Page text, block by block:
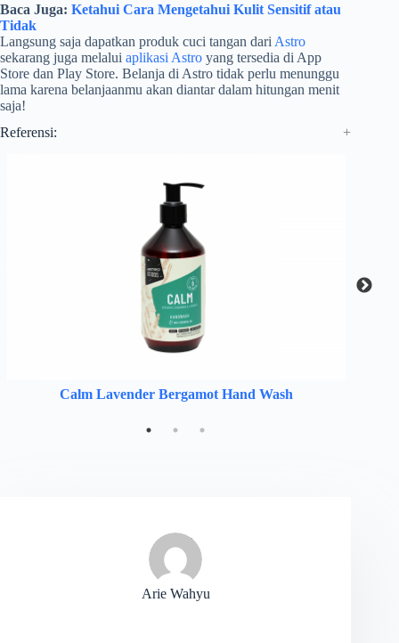
Baca Juga: Ketahui Cara Mengetahui Kulit Sensitif atau
Tidak
Langsung saja dapatkan produk cuci tangan dari Astro
sekarang juga melalui aplikasi Astro yang tersedia di App
Store dan Play Store. Belanja di Astro tidak perlu menunggu
lama karena belanjaanmu akan diantar dalam hitungan menit
saja!
Referensi:
Calm Lavender Bergamot Hand Wash
Arie Wahyu